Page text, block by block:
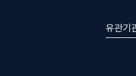
유관기